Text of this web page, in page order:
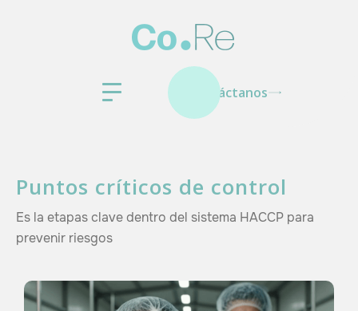
Contáctanos
Puntos críticos de control
Es la etapas clave dentro del sistema HACCP para
prevenir riesgos